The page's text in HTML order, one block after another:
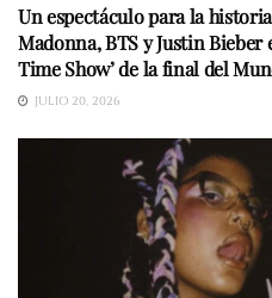
Un espectáculo para la
Madonna, BTS y Justin
Time Show’ de la final del
JULIO 20, 2026